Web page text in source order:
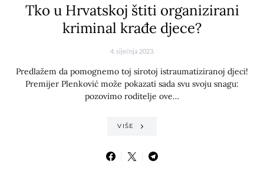
Tko u Hrvatskoj štiti organizirani
kriminal krađe djece?
4. siječnja 2023.
Predlažem da pomognemo toj sirotoj istraumatiziranoj djeci!
Premijer Plenković može pokazati sada svu svoju snagu:
pozovimo roditelje ove…
VIŠE